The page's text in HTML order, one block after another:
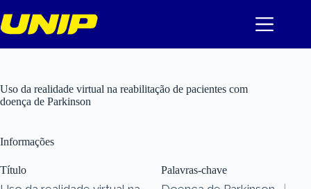
para
o
Uso da realidade virtual na reabilitação de pacientes com
doença de Parkinson
Informações
Título Palavras-chave